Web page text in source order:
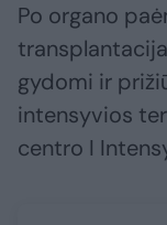
Po organo
gydomi ir
intensyvios
centro I